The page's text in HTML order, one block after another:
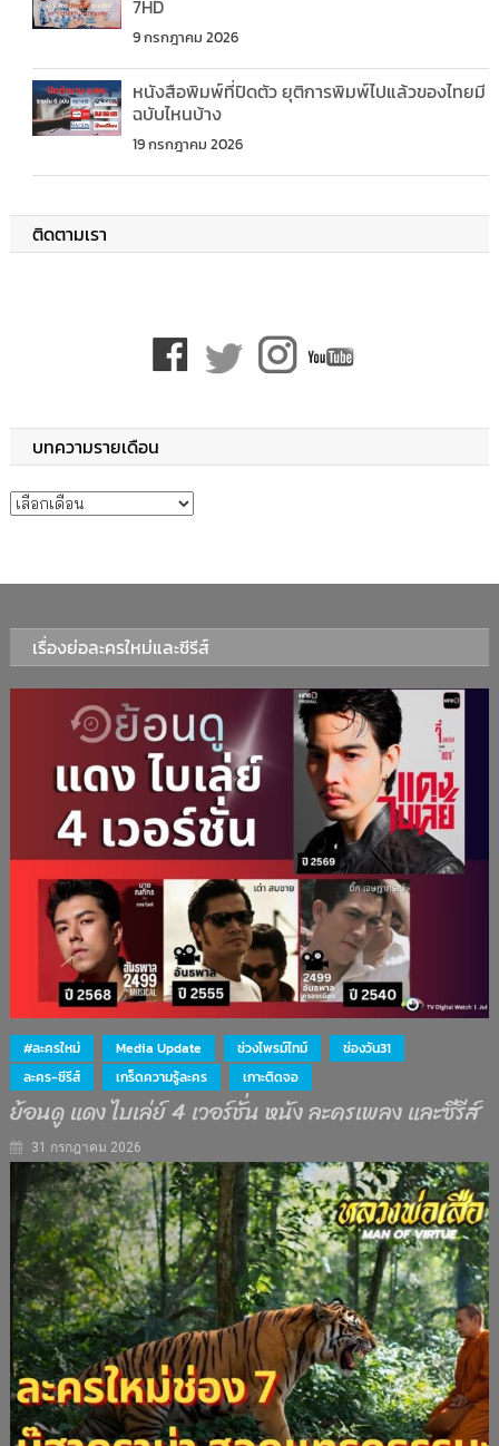
7HD
9 กรกฎาคม 2026
หนังสือพิมพ์ที่ปิดตัว ยุติการพิมพ์ไปแล้วของไทยมี
ฉบับไหนบ้าง
19 กรกฎาคม 2026
ติดตามเรา
บทความรายเดือน
บทความรายเดือน
เรื่องย่อละครใหม่และซีรีส์
#ละครใหม่ Media Update ช่วงไพรม์ไทม์
ช่องวัน31
ละคร-ซีรีส์
เกร็ดความรู้ละคร เกาะติดจอ
ย้อนดู แดง ไบเล่ย์ 4 เวอร์ชั่น หนัง ละครเพลง และซีรีส์
31 กรกฎาคม 2026